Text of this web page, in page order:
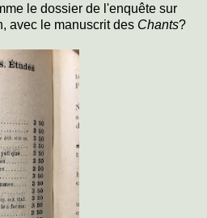
le dossier de l'enquête sur
avec le manuscrit des Chants?